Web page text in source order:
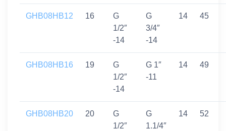
GHB08HB12 16
G
1/2″
-14
G
3/4″
-14
14 45
GHB08HB16 19
G
1/2″
-14
G 1″
-11
14 49
GHB08HB20 20
G
1/2″
G
1.1/4″
14 52